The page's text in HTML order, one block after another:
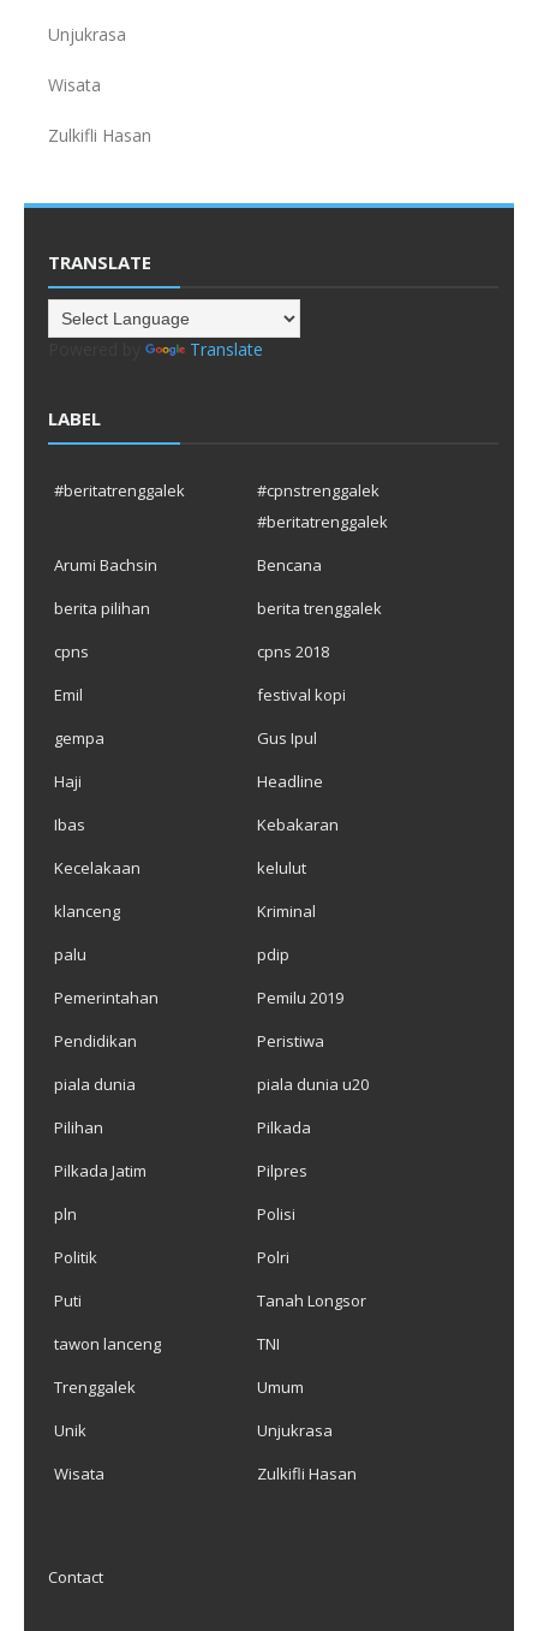
Unjukrasa
Wisata
Zulkifli Hasan
TRANSLATE
Translate
LABEL
#beritatrenggalek
#cpnstrenggalek
#beritatrenggalek
Arumi Bachsin
Bencana
berita pilihan
berita trenggalek
cpns
cpns 2018
Emil
festival kopi
gempa
Gus Ipul
Haji
Headline
Ibas
Kebakaran
Kecelakaan
kelulut
klanceng
Kriminal
palu
pdip
Pemerintahan
Pemilu 2019
Pendidikan
Peristiwa
piala dunia
piala dunia u20
Pilihan
Pilkada
Pilkada Jatim
Pilpres
pln
Polisi
Politik
Polri
Puti
Tanah Longsor
tawon lanceng
TNI
Trenggalek
Umum
Unik
Unjukrasa
Wisata
Zulkifli Hasan
Contact